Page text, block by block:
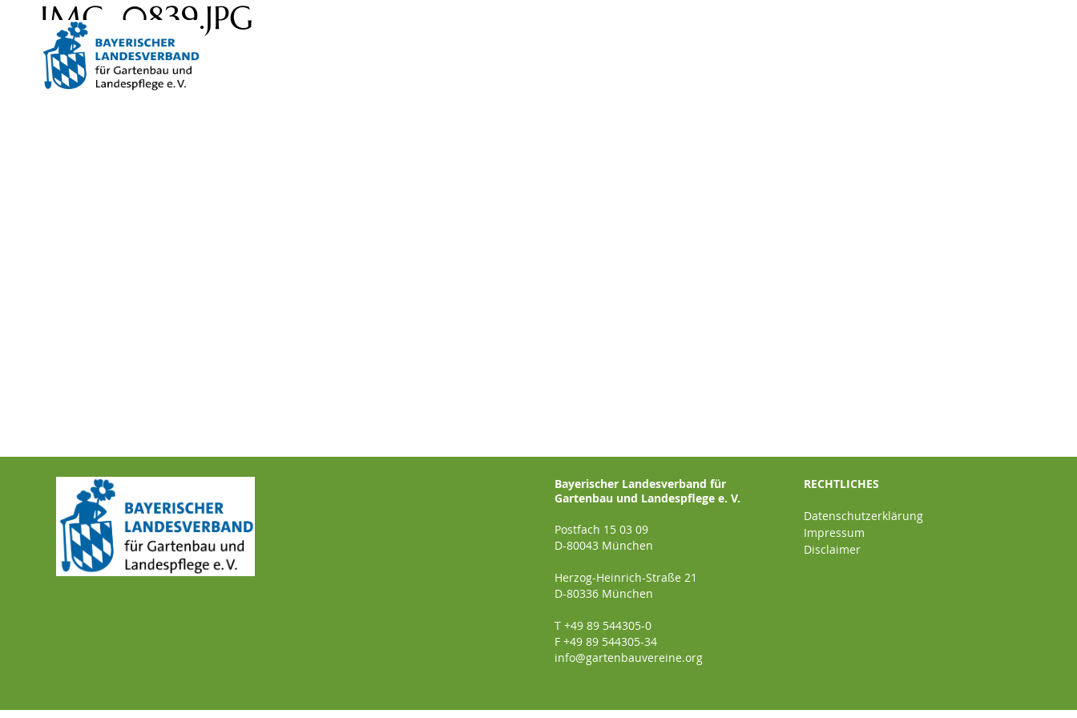
IMG_0839.JPG
Bayerischer Landesverband für
Gartenbau und Landespflege e. V.
Postfach 15 03 09
D-80043 München
Herzog-Heinrich-Straße 21
D-80336 München
T +49 89 544305-0
F +49 89 544305-34
info@gartenbauvereine.org
RECHTLICHES
Datenschutzerklärung
Impressum
Disclaimer